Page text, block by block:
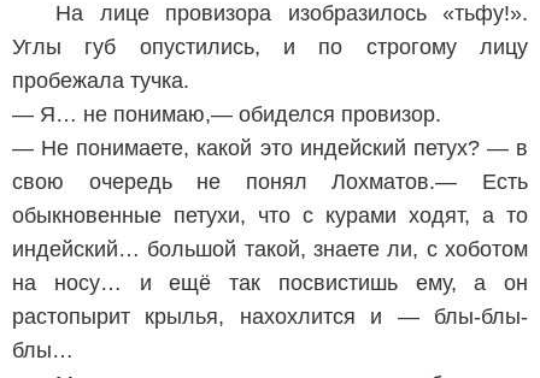
На лице провизора изобразилось «тьфу!».
Углы губ опустились, и по строгому лицу
пробежала тучка.
— Я… не понимаю,— обиделся провизор.
— Не понимаете, какой это индейский петух? — в
свою очередь не понял Лохматов.— Есть
обыкновенные петухи, что с курами ходят, а то
индейский… большой такой, знаете ли, с хоботом
на носу… и ещё так посвистишь ему, а он
растопырит крылья, нахохлится и — блы-блы-
блы…